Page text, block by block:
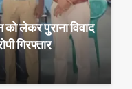
लेकर पुराना विवाद
गिरफ्तार